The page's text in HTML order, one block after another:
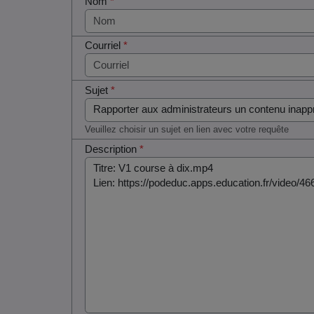
Courriel*
Sujet*
Veuillez choisir un sujet en lien avec votre requête
Description*